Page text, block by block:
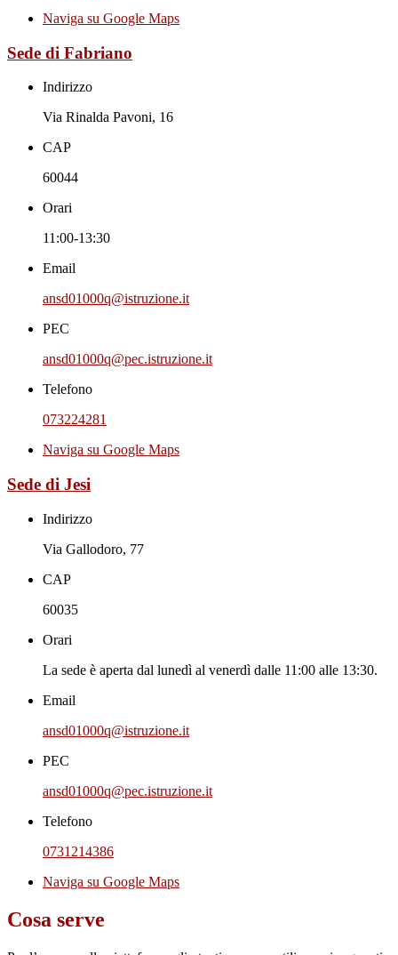
Naviga su Google Maps
Sede di Fabriano
Indirizzo
Via Rinalda Pavoni, 16
CAP
60044
Orari
11:00-13:30
Email
ansd01000q@istruzione.it
PEC
ansd01000q@pec.istruzione.it
Telefono
073224281
Naviga su Google Maps
Sede di Jesi
Indirizzo
Via Gallodoro, 77
CAP
60035
Orari
La sede è aperta dal lunedì al venerdì dalle 11:00 alle 13:30.
Email
ansd01000q@istruzione.it
PEC
ansd01000q@pec.istruzione.it
Telefono
0731214386
Naviga su Google Maps
Cosa serve